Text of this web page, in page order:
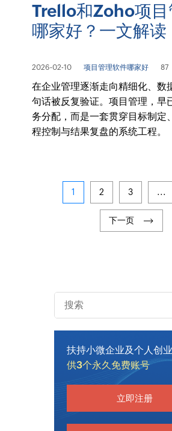
Trello和Zoho项目
哪家好？一文解读
2026-02-10 项目管理软件哪家好 87
在企业管理逐渐走向精细化、数
句话被反复验证。项目管理，早
务分配，而是一套贯穿目标制定
程控制与结果复盘的系统工程。
1 2 3 ...
下一页
扶持小微企业及个人创业
供3个永久免费账号
立即注册